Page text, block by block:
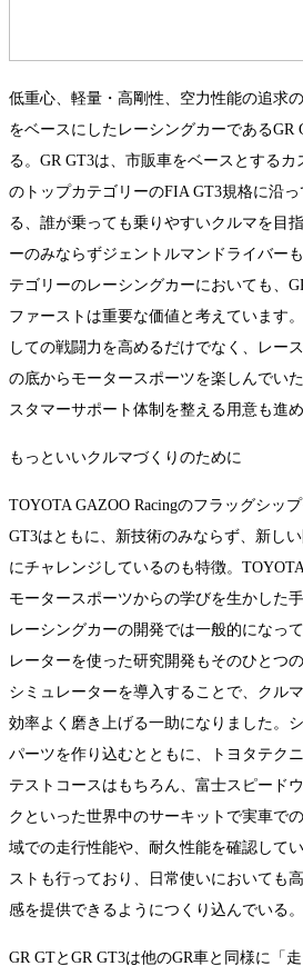
低重心、軽量・高剛性、空力性能の追求
をベースにしたレーシングカーであるGR
る。GR GT3は、市販車をベースとする
のトップカテゴリーのFIA GT3規格に沿
る、誰が乗っても乗りやすいクルマを目
ーのみならずジェントルマンドライバー
テゴリーのレーシングカーにおいても、
ファーストは重要な価値と考えています
しての戦闘力を高めるだけでなく、レー
の底からモータースポーツを楽しんでい
スタマーサポート体制を整える用意も進め
もっといいクルマづくりのために
TOYOTA GAZOO Racingのフラッグシッ
GT3はともに、新技術のみならず、新し
にチャレンジしているのも特徴。
モータースポーツからの学びを生かした
レーシングカーの開発では一般的になっ
レーターを使った研究開発もそのひとつ
シミュレーターを導入することで、クル
効率よく磨き上げる一助になりました。
パーツを作り込むとともに、トヨタテク
テストコースはもちろん、富士スピード
クといった世界中のサーキットで実車で
域での走行性能や、耐久性能を確認して
ストも行っており、日常使いにおいても
感を提供できるようにつくり込んでいる。
GR GTとGR GT3は他のGR車と同様に「